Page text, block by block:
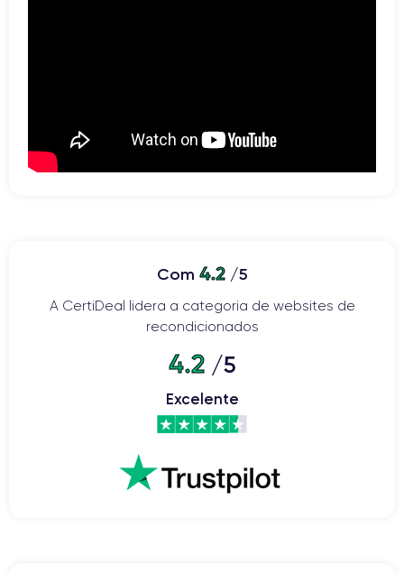
Com 4.2/5
A CertiDeal lidera a categoria de websites de
recondicionados
4.2/5
Excelente